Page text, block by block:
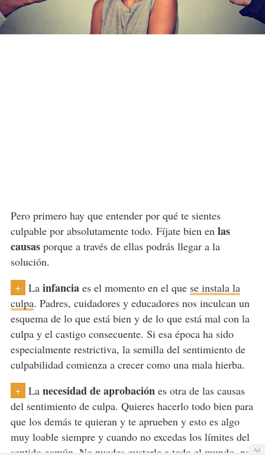
Pero primero hay que entender por qué te sientes
culpable por absolutamente todo. Fíjate bien en las
causasporque a través de ellas podrás llegar a la
solución.
+ La infanciaes el momento en el que se instala la
culpa. Padres, cuidadores y educadores nos inculcan un
esquema de lo que está bien y de lo que está mal con la
culpa y el castigo consecuente. Si esa época ha sido
especialmente restrictiva, la semilla del sentimiento de
culpabilidad comienza a crecer como una mala hierba.
+ La necesidad de aprobación es otra de las causas
del sentimiento de culpa. Quieres hacerlo todo bien para
que los demás te quieran y te aprueben y esto es algo
muy loable siempre y cuando no excedas los límites del
sentido común. No puedes gustarle a todo el mundo, no Ad